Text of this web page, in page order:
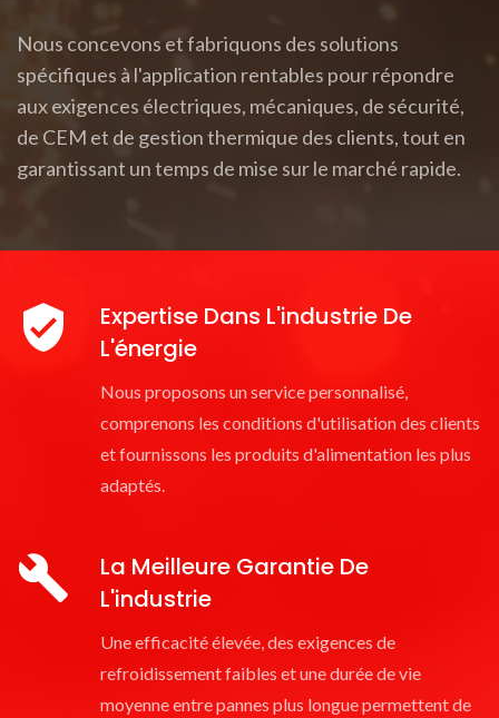
Nous concevons et fabriquons des solutions
spécifiques à l'application rentables pour répondre
aux exigences électriques, mécaniques, de sécurité,
de CEM et de gestion thermique des clients, tout en
garantissant un temps de mise sur le marché rapide.
Expertise Dans L'industrie De
L'énergie
Nous proposons un service personnalisé,
comprenons les conditions d'utilisation des clients
et fournissons les produits d'alimentation les plus
adaptés.
La Meilleure Garantie De
L'industrie
Une efficacité élevée, des exigences de
refroidissement faibles et une durée de vie
moyenne entre pannes plus longue permettent de